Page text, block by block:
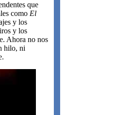
que
como El
y los
y los
Ahora no nos
hilo, ni